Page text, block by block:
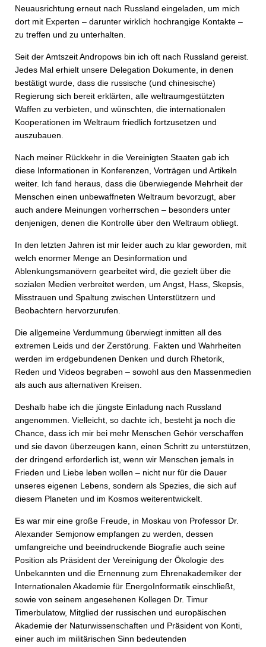
Neuausrichtung erneut nach Russland eingeladen, um mich
dort mit Experten – darunter wirklich hochrangige Kontakte –
zu treffen und zu unterhalten.
Seit der Amtszeit Andropows bin ich oft nach Russland gereist.
Jedes Mal erhielt unsere Delegation Dokumente, in denen
bestätigt wurde, dass die russische (und chinesische)
Regierung sich bereit erklärten, alle weltraumgestützten
Waffen zu verbieten, und wünschten, die internationalen
Kooperationen im Weltraum friedlich fortzusetzen und
auszubauen.
Nach meiner Rückkehr in die Vereinigten Staaten gab ich
diese Informationen in Konferenzen, Vorträgen und Artikeln
weiter. Ich fand heraus, dass die überwiegende Mehrheit der
Menschen einen unbewaffneten Weltraum bevorzugt, aber
auch andere Meinungen vorherrschen – besonders unter
denjenigen, denen die Kontrolle über den Weltraum obliegt.
In den letzten Jahren ist mir leider auch zu klar geworden, mit
welch enormer Menge an Desinformation und
Ablenkungsmanövern gearbeitet wird, die gezielt über die
sozialen Medien verbreitet werden, um Angst, Hass, Skepsis,
Misstrauen und Spaltung zwischen Unterstützern und
Beobachtern hervorzurufen.
Die allgemeine Verdummung überwiegt inmitten all des
extremen Leids und der Zerstörung. Fakten und Wahrheiten
werden im erdgebundenen Denken und durch Rhetorik,
Reden und Videos begraben – sowohl aus den Massenmedien
als auch aus alternativen Kreisen.
Deshalb habe ich die jüngste Einladung nach Russland
angenommen. Vielleicht, so dachte ich, besteht ja noch die
Chance, dass ich mir bei mehr Menschen Gehör verschaffen
und sie davon überzeugen kann, einen Schritt zu unterstützen,
der dringend erforderlich ist, wenn wir Menschen jemals in
Frieden und Liebe leben wollen – nicht nur für die Dauer
unseres eigenen Lebens, sondern als Spezies, die sich auf
diesem Planeten und im Kosmos weiterentwickelt.
Es war mir eine große Freude, in Moskau von Professor Dr.
Alexander Semjonow empfangen zu werden, dessen
umfangreiche und beeindruckende Biografie auch seine
Position als Präsident der Vereinigung der Ökologie des
Unbekannten und die Ernennung zum Ehrenakademiker der
Internationalen Akademie für EnergoInformatik einschließt,
sowie von seinem angesehenen Kollegen Dr. Timur
Timerbulatow, Mitglied der russischen und europäischen
Akademie der Naturwissenschaften und Präsident von Konti,
einer auch im militärischen Sinn bedeutenden